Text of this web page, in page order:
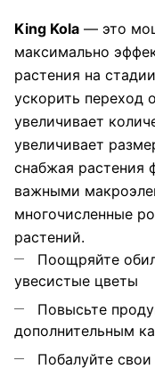
King Kola — это
максимально
растения на
ускорить переход
увеличивает
увеличивает
снабжая растения
важными
многочисленные
растений.
Поощряйте
увесистые цветы
Повысьте
дополнительным
Побалуйте свои